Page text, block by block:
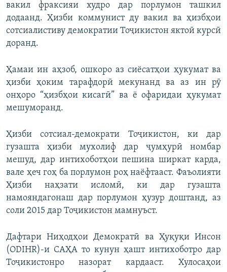
вакил фраксияи худро дар порлумон ташкил
додаанд. Ҳизби коммунист ду вакил ва ҳизбҳои
сотсиалистиву демократии Тоҷикистон яктоӣ курсӣ
доранд.
Ҳамаи ин аҳзоб, ошкоро аз сиёсатҳои ҳукумат ва
ҳизби ҳоким тарафдорӣ мекунанд ва аз ин рӯ
онҳоро “ҳизбҳои кисагӣ” ва ё офаридаи ҳукумат
мешуморанд.
Ҳизби сотсиал-демократи Тоҷикистон, ки дар
гузашта ҳизби мухолиф дар ҷумҳурӣ номбар
мешуд, дар интихоботҳои пешина ширкат карда,
вале ҳеч гоҳ ба порлумон роҳ наёфтааст. Фаъолияти
Ҳизби наҳзати исломӣ, ки дар гузашта
намояндагонаш дар порлумон ҳузур доштанд, аз
соли 2015 дар Тоҷикистон мамнуъст.
Дафтари Ниҳодҳои Демократӣ ва Ҳуқуқи Инсон
(ODIHR)-и САҲА то кунун ҳашт интихоботро дар
Тоҷикистонро назорат кардааст. Хулосаҳои